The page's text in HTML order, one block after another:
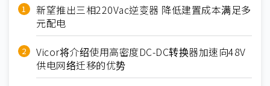
新望推出三相220Vac逆变器 降低建置成本满足多
元配电
Vicor将介绍使用高密度DC-DC转换器加速向48V
供电网络迁移的优势